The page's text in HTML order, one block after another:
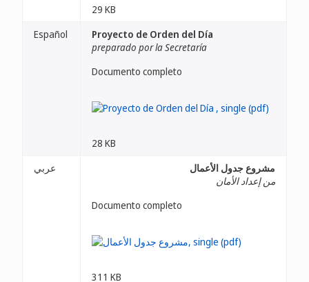
29 KB
Español
Proyecto de Orden del Día
preparado por la Secretaría
Documento completo
28 KB
عربي
مشروع جدول الأعمال
من إعداد الأمان
Documento completo
311 KB